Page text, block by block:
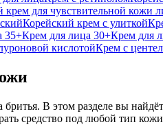
крем для чувствительной кожи
Корейский крем с улиткой
35+Крем для лица 30+Крем для
кислотойКрем с
В этом разделе вы
средство под любой тип